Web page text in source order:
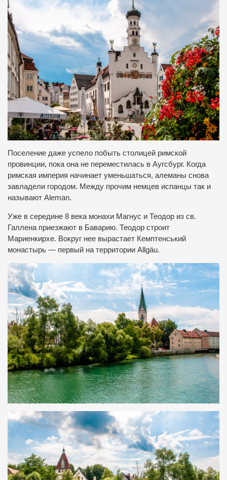
Поселение даже успело побыть столицей римской
провинции, пока она не переместилась в Аугсбург. Когда
римская империя начинает уменьшаться, алеманы снова
завладели городом. Между прочим немцев испанцы так и
называют Aleman.
Уже в середине 8 века монахи Магнус и Теодор из св.
Галлена приезжают в Баварию. Теодор строит
Мариенкирхе. Вокруг нее вырастает Кемптенський
монастырь — первый на территории Allgäu.